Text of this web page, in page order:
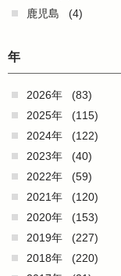
鹿児島
(4)
年
2026年
(83)
2025年
(115)
2024年
(122)
2023年
(40)
2022年
(59)
2021年
(120)
2020年
(153)
2019年
(227)
2018年
(220)